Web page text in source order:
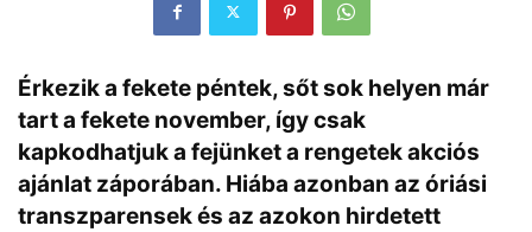
Érkezik a fekete péntek, sőt sok helyen már
tart a fekete november, így csak
kapkodhatjuk a fejünket a rengetek akciós
ajánlat záporában. Hiába azonban az óriási
transzparensek és az azokon hirdetett